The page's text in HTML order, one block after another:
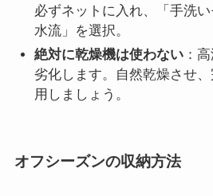
必ずネットに入れ、「手洗
水流」を選択。
絶対に乾燥機は使わない ：
劣化します。自然乾燥させ
用しましょう。
オフシーズンの収納方法